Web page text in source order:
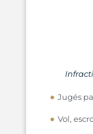
Jugés
Vol,